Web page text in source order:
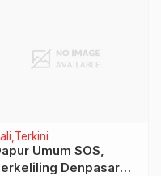
Terkini
Umum SOS,
Denpasar